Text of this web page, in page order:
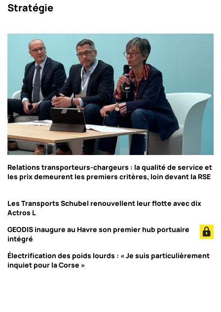
Stratégie
Relations transporteurs-chargeurs : la qualité de service et
les prix demeurent les premiers critères, loin devant la RSE
Les Transports Schubel renouvellent leur flotte avec dix
Actros L
GEODIS inaugure au Havre son premier hub portuaire
intégré
Électrification des poids lourds : « Je suis particulièrement
inquiet pour la Corse »